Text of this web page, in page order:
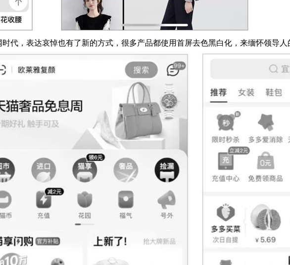
时代，表达哀悼也有了新的方式，很多产品都使用首屏去色黑白化，来缅怀领导人